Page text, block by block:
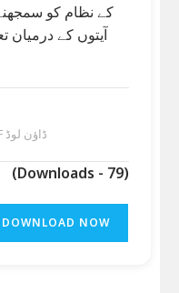
کے نظام کو
آیتوں کے
مفت PDF ڈاؤن لوڈ
(Downloads - 79)
DOWNLOAD NOW